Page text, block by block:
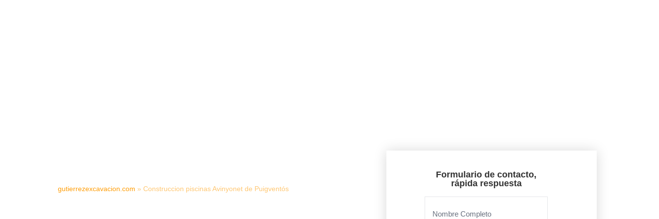
gutierrezexcavacion.com » Construccion piscinas Avinyonet de Puigventós
Formulario de contacto,
rápida respuesta